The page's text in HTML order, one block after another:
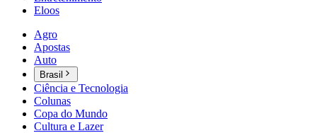
Eloos
Agro
Apostas
Auto
Brasil
Ciência e Tecnologia
Colunas
Copa do Mundo
Cultura e Lazer